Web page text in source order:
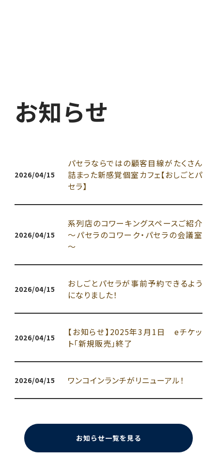
お知らせ
2026/04/15
パセラならではの顧客目線がたくさん
詰まった新感覚個室カフェ【おしごとパ
セラ】
2026/04/15
系列店のコワーキングスペースご紹介
～パセラのコワーク・パセラの会議室
～
2026/04/15
おしごとパセラが事前予約できるよう
になりました！
2026/04/15
【お知らせ】2025年3月1日 eチケッ
ト「新規販売」終了
2026/04/15 ワンコインランチがリニューアル！
お知らせ一覧を見る